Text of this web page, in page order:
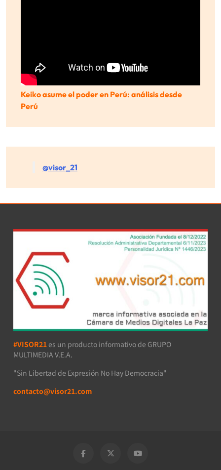
Keiko asume el poder en Perú: análisis desde
Perú
@visor_21
#VISOR21 es un producto informativo de GRUPO
MULTIMEDIA V.E.A.
"Sin Libertad de Expresión No Hay Democracia"
contacto@visor21.com